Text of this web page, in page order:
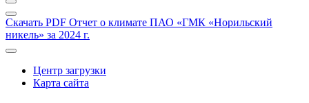
Скачать PDF Отчет о климате ПАО «ГМК «Норильский
никель» за 2024 г.
Центр загрузки
Карта сайта